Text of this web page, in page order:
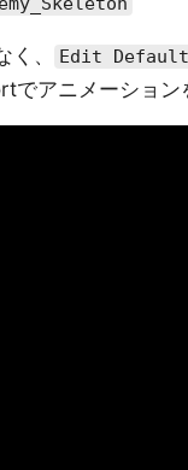
く、 Edit Default
アニメーション